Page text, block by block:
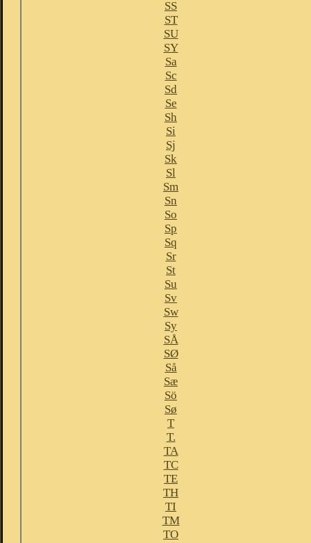
SS
ST
SU
SY
Sa
Sc
Sd
Se
Sh
Si
Sj
Sk
Sl
Sm
Sn
So
Sp
Sq
Sr
St
Su
Sv
Sw
Sy
SÅ
SØ
Så
Sæ
Sö
Sø
T
T.
TA
TC
TE
TH
TI
TM
TO